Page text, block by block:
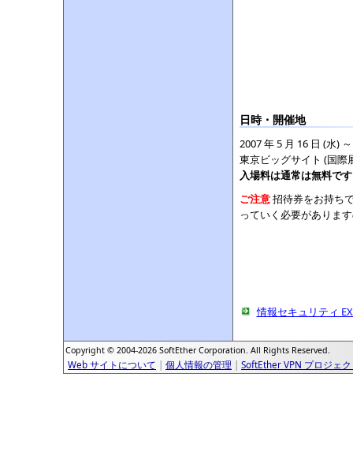
日時・開催地
2007 年 5 月 16 日 (水)
東京ビッグサイト (国際
入場料は通常は無料で
ご注意招待券をお持ち
っていく必要がありま
情報セキュリティ
Copyright © 2004-2026 SoftEther Corporation. All Rights Reserved.
Web サイトについて | 個人情報の管理 | SoftEther VPN プロジェ